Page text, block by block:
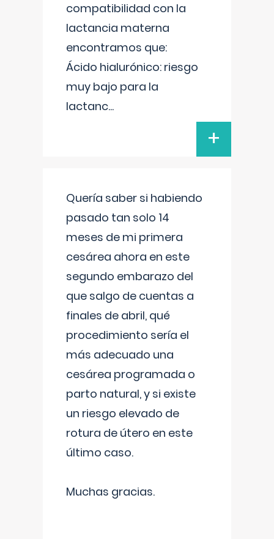
compatibilidad con la
lactancia materna
encontramos que:
Ácido hialurónico: riesgo
muy bajo para la
lactanc...
+
Quería saber si habiendo
pasado tan solo 14
meses de mi primera
cesárea ahora en este
segundo embarazo del
que salgo de cuentas a
finales de abril, qué
procedimiento sería el
más adecuado una
cesárea programada o
parto natural, y si existe
un riesgo elevado de
rotura de útero en este
último caso.
Muchas gracias.